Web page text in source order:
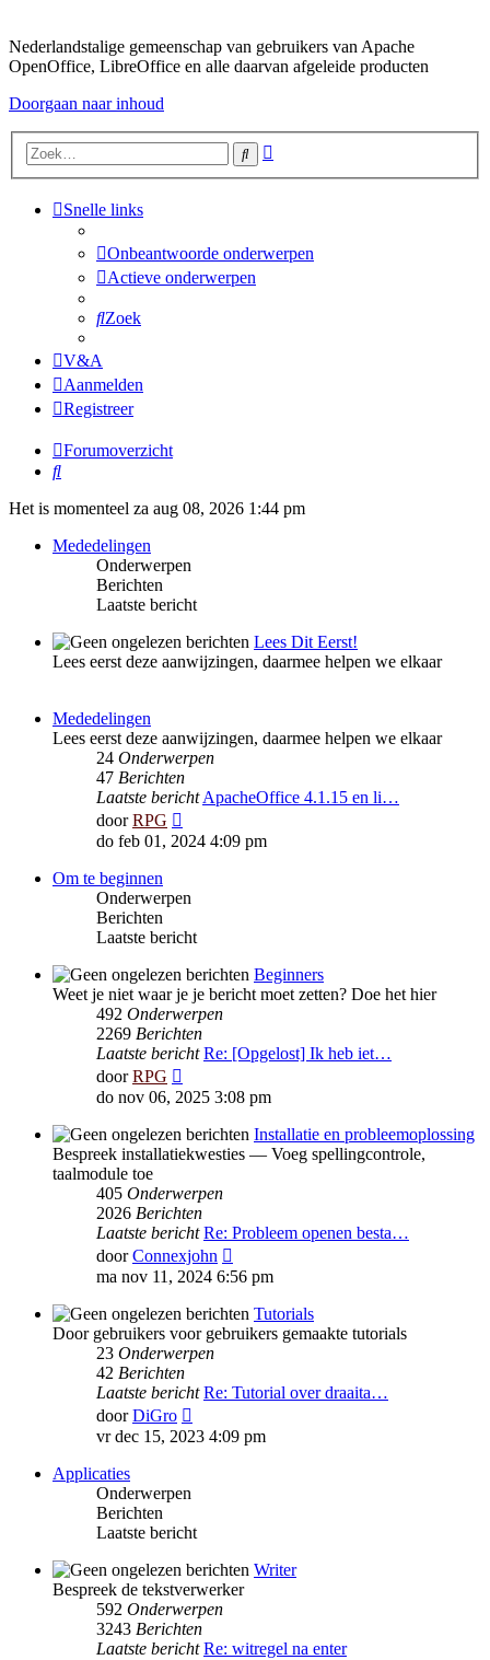
Nederlandstalige gemeenschap van gebruikers van Apache
OpenOffice, LibreOffice en alle daarvan afgeleide producten
Doorgaan naar inhoud
Zoek
Snelle links
Onbeantwoorde onderwerpen
Actieve onderwerpen
Zoek
V&A
Aanmelden
Registreer
Forumoverzicht
Zoek
Het is momenteel za aug 08, 2026 1:44 pm
Mededelingen
Onderwerpen
Berichten
Laatste bericht
Lees Dit Eerst!
Lees eerst deze aanwijzingen, daarmee helpen we elkaar
Mededelingen
Lees eerst deze aanwijzingen, daarmee helpen we elkaar
24 Onderwerpen
47 Berichten
Laatste bericht ApacheOffice 4.1.15 en li…
doorRPG
laatste
do feb 01, 2024 4:09 pm
Om te beginnen
Onderwerpen
Berichten
Laatste bericht
Beginners
Weet je niet waar je je bericht moet zetten? Doe het hier
492 Onderwerpen
2269 Berichten
Laatste bericht Re: [Opgelost] Ik heb iet…
doorRPG
laatste
do nov 06, 2025 3:08 pm
Installatie en probleemoplossing
Bespreek installatiekwesties — Voeg spellingcontrole,
taalmodule toe
405 Onderwerpen
2026 Berichten
Laatste bericht Re: Probleem openen besta…
doorConnexjohn
laatste
bericht
ma nov 11, 2024 6:56 pm
Tutorials
Door gebruikers voor gebruikers gemaakte tutorials
23 Onderwerpen
42 Berichten
Laatste bericht Re: Tutorial over draaita…
doorDiGro
laatste
vr dec 15, 2023 4:09 pm
Applicaties
Onderwerpen
Berichten
Laatste bericht
Writer
Bespreek de tekstverwerker
592 Onderwerpen
3243 Berichten
Laatste bericht Re: witregel na enter